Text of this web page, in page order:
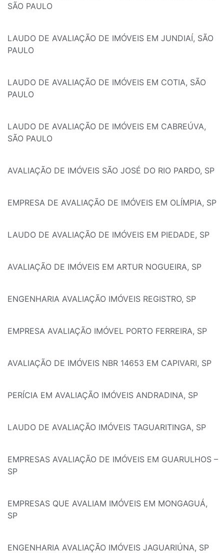
SÃO PAULO
LAUDO DE AVALIAÇÃO DE IMÓVEIS EM JUNDIAÍ, SÃO
PAULO
LAUDO DE AVALIAÇÃO DE IMÓVEIS EM COTIA, SÃO
PAULO
LAUDO DE AVALIAÇÃO DE IMÓVEIS EM CABREÚVA,
SÃO PAULO
AVALIAÇÃO DE IMÓVEIS SÃO JOSÉ DO RIO PARDO, SP
EMPRESA DE AVALIAÇÃO DE IMÓVEIS EM OLÍMPIA, SP
LAUDO DE AVALIAÇÃO DE IMÓVEIS EM PIEDADE, SP
AVALIAÇÃO DE IMÓVEIS EM ARTUR NOGUEIRA, SP
ENGENHARIA AVALIAÇÃO IMÓVEIS REGISTRO, SP
EMPRESA AVALIAÇÃO IMÓVEL PORTO FERREIRA, SP
AVALIAÇÃO DE IMÓVEIS NBR 14653 EM CAPIVARI, SP
PERÍCIA EM AVALIAÇÃO IMÓVEIS ANDRADINA, SP
LAUDO DE AVALIAÇÃO IMÓVEIS TAGUARITINGA, SP
EMPRESAS AVALIAÇÃO DE IMÓVEIS EM GUARULHOS –
SP
EMPRESAS QUE AVALIAM IMÓVEIS EM MONGAGUÁ,
SP
ENGENHARIA AVALIAÇÃO IMÓVEIS JAGUARIÚNA, SP